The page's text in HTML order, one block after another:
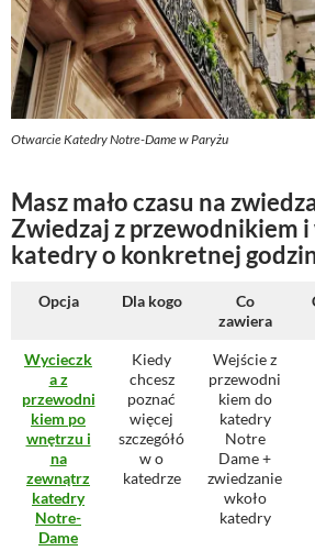
Otwarcie Katedry Notre-Dame w Paryżu
Masz mało czasu na
Zwiedzaj z przewodnikiem i
katedry o konkretnej
Opcja Dla kogo
Co
zawiera
Wycieczk
a z
przewodni
kiem po
wnętrzu i
na
zewnątrz
katedry
Notre-
Dame
Kiedy
chcesz
poznać
więcej
szczegółó
w o
katedrze
Wejście z
przewodni
kiem do
katedry
Notre
Dame +
zwiedzanie
wkoło
katedry